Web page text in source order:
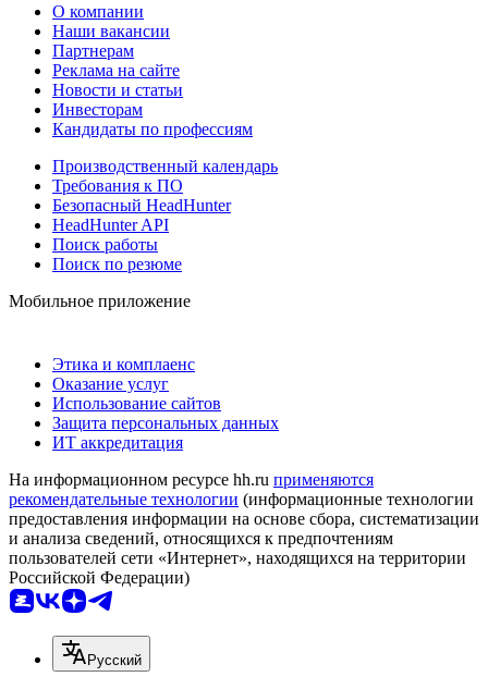
О компании
Наши вакансии
Партнерам
Реклама на сайте
Новости и статьи
Инвесторам
Кандидаты по профессиям
Производственный календарь
Требования к ПО
Безопасный HeadHunter
HeadHunter API
Поиск работы
Поиск по резюме
Мобильное приложение
Этика и комплаенс
Оказание услуг
Использование сайтов
Защита персональных данных
ИТ аккредитация
На информационном ресурсе hh.ru применяются
рекомендательные технологии (информационные технологии
предоставления информации на основе сбора, систематизации
и анализа сведений, относящихся к предпочтениям
пользователей сети «Интернет», находящихся на территории
Российской Федерации)
Русский